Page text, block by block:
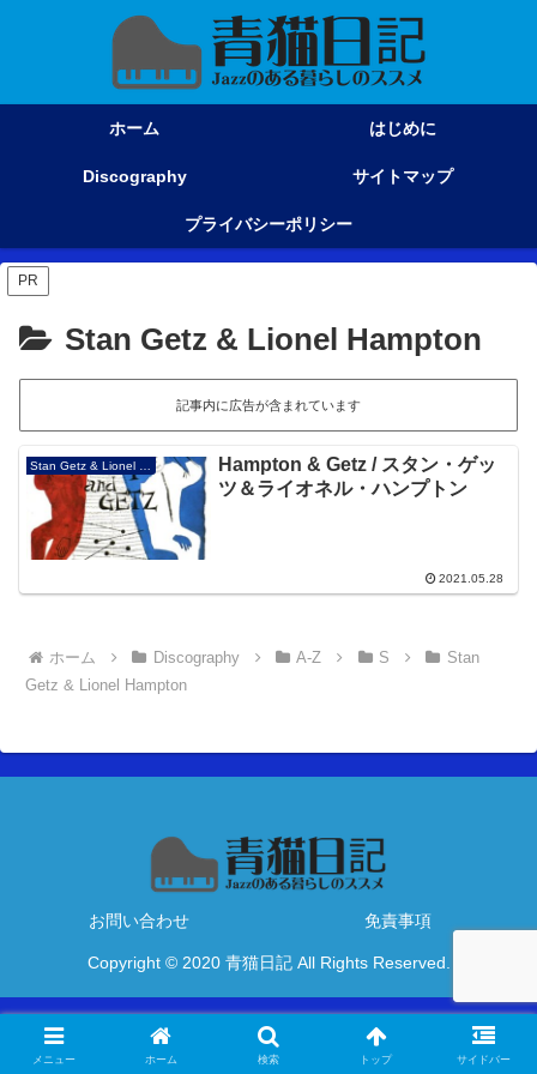
ホーム はじめに
Discography サイトマップ
プライバシーポリシー
PR
Stan Getz & Lionel Hampton
記事内に広告が含まれています
Hampton & Getz / スタン・ゲッ
ツ＆ライオネル・ハンプトン
2021.05.28
ホーム Discography A-Z S
Stan
Getz & Lionel Hampton
お問い合わせ 免責事項
Copyright © 2020 青猫日記 All Rights Reserved.
メニュー ホーム 検索 トップ サイドバー